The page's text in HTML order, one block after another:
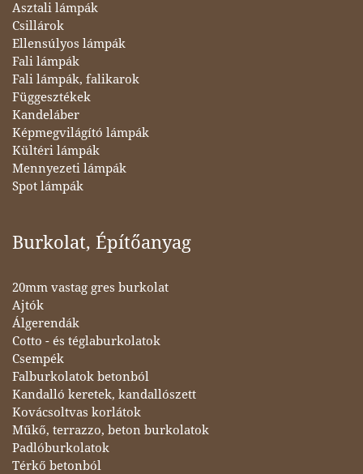
Asztali lámpák
Csillárok
Ellensúlyos lámpák
Fali lámpák
Fali lámpák, falikarok
Függesztékek
Kandeláber
Képmegvilágító lámpák
Kültéri lámpák
Mennyezeti lámpák
Spot lámpák
Burkolat, Építőanyag
20mm vastag gres burkolat
Ajtók
Álgerendák
Cotto - és téglaburkolatok
Csempék
Falburkolatok betonból
Kandalló keretek, kandallószett
Kovácsoltvas korlátok
Műkő, terrazzo, beton burkolatok
Padlóburkolatok
Térkő betonból